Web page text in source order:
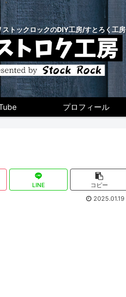
トックロックのDIY工房/すとろく工房
プロフィール
LINE
コピー
2025.01.19